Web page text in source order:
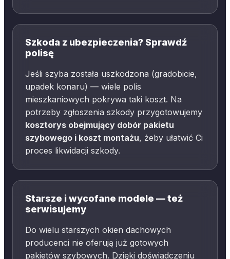
Szkoda z ubezpieczenia? Sprawdź
polisę
Jeśli szyba została uszkodzona (gradobicie,
upadek konaru) — wiele polis
mieszkaniowych pokrywa taki koszt. Na
potrzeby zgłoszenia szkody przygotowujemy
kosztorys obejmujący dobór pakietu
szybowego i koszt montażu, żeby ułatwić Ci
proces likwidacji szkody.
Starsze i wycofane modele — też
serwisujemy
Do wielu starszych okien dachowych
producenci nie oferują już gotowych
pakietów szybowych. Dzięki doświadczeniu